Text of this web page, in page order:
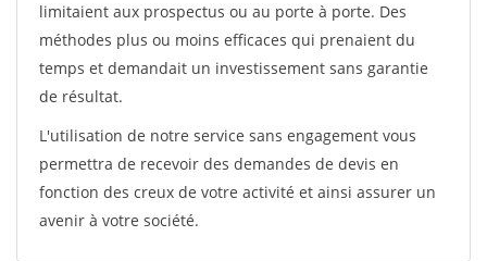
limitaient aux prospectus ou au porte à porte. Des
méthodes plus ou moins efficaces qui prenaient du
temps et demandait un investissement sans garantie
de résultat.
L'utilisation de notre service sans engagement vous
permettra de recevoir des demandes de devis en
fonction des creux de votre activité et ainsi assurer un
avenir à votre société.